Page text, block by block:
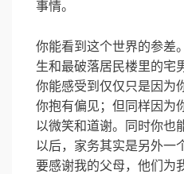
事情。
你能看到这个世界的参差
生和最破落居民楼里的宅
你能感受到仅仅只是因为
你抱有偏见；但同样因为
以微笑和道谢。同时你也
以后，家务其实是另外一
要感谢我的父母，他们为